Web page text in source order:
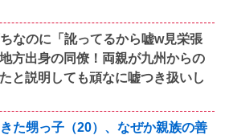
なのに「訛ってるから嘘w見栄張
方出身の同僚！両親が九州からの
と説明しても頑なに嘘つき扱いし
た甥っ子（20）、なぜか親族の善